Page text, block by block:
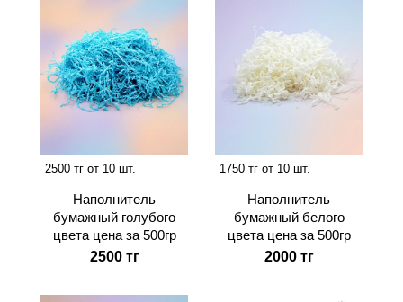
2500 тг от 10 шт.
Наполнитель
бумажный голубого
цвета цена за 500гр
2500 тг
1750 тг от 10 шт.
Наполнитель
бумажный белого
цвета цена за 500гр
2000 тг